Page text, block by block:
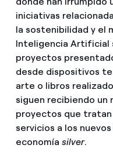
iniciativas
la sostenibilidad y el
Inteligencia Artificial
proyectos
desde dispositivos
arte o libros
siguen recibiendo un
proyectos que
servicios a los
economía silver.